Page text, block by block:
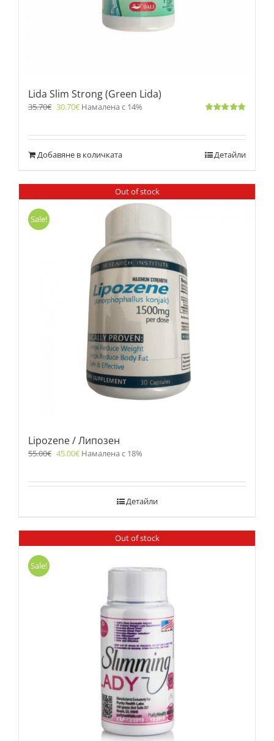
Lida Slim Strong (Green Lida)
35.70€ 30.70€ Намалена с 14%
Добавяне в количката Детайли
Out of stock
Sale!
Lipozene / Липозен
55.00€ 45.00€ Намалена с 18%
Детайли
Out of stock
Sale!